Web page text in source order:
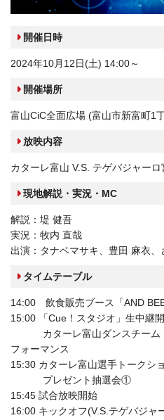
開催日時
2024年10月12日(土) 14:00～
開催場所
富山CiC全面広場 (富山市新富町1
放映内容
カターレ富山 V.S. テゲバジャーロ
現地解説・実況・MC
解説：堤 健吾
実況：牧内 直哉
出演：タナベマサキ、豊田 麻衣
タイムテーブル
14:00 飲食販売ブース「AND
15:00 「Cue！スタジオ」生中継
カターレ富山ダンスチーム「
フォーマンス
15:30 カターレ富山選手トークシ
プレゼント抽選会①
15:45 試合放映開始
16:00 キックオフ(V.S.テゲバジャ